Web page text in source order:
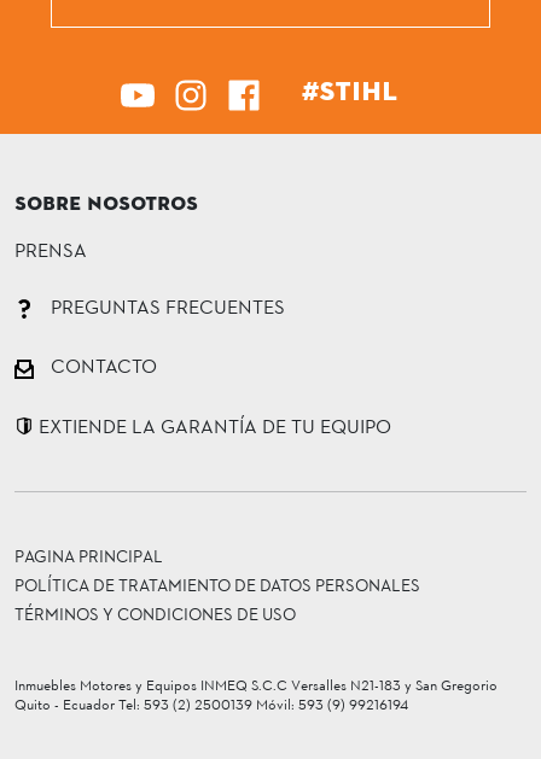
#STIHL
SOBRE NOSOTROS
PRENSA
PREGUNTAS FRECUENTES
CONTACTO
EXTIENDE LA GARANTÍA DE TU EQUIPO
PAGINA PRINCIPAL
POLÍTICA DE TRATAMIENTO DE DATOS PERSONALES
TÉRMINOS Y CONDICIONES DE USO
Inmuebles Motores y Equipos INMEQ S.C.C Versalles N21-183 y San Gregorio
Quito - Ecuador Tel: 593 (2) 2500139 Móvil: 593 (9) 99216194